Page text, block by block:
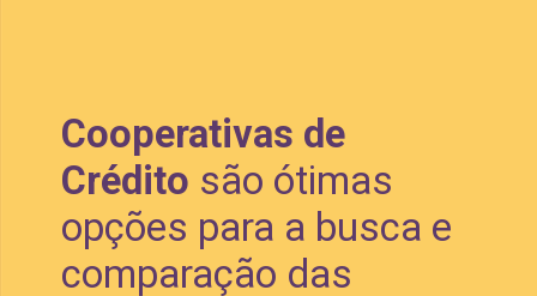
Cooperativas de
Crédito são ótimas
opções para a busca e
comparação das